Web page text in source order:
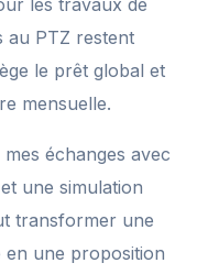
les travaux de
au PTZ restent
le prêt global et
mensuelle.
échanges avec
une simulation
transformer une
une proposition